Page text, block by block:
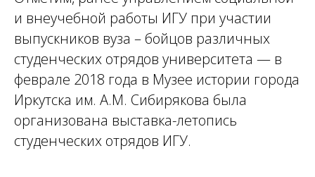
и внеучебной работы ИГУ при участии
выпускников вуза – бойцов различных
студенческих отрядов университета — в
феврале 2018 года в Музее истории города
Иркутска им. А.М. Сибирякова была
организована выставка-летопись
студенческих отрядов ИГУ.